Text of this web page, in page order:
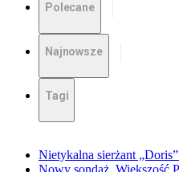
Polecane
Najnowsze
Tagi
Nietykalna sierżant
Nowy sondaż. Większość